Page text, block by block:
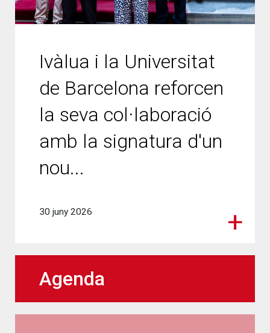
Agenda
Ivàlua i la Universitat
de Barcelona reforcen
la seva col·laboració
amb la signatura d'un
nou...